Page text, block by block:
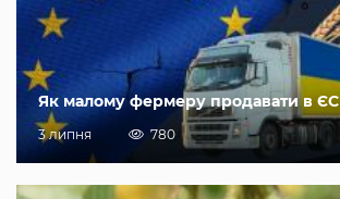
Як малому фермеру продавати в ЄС
3 липня 780